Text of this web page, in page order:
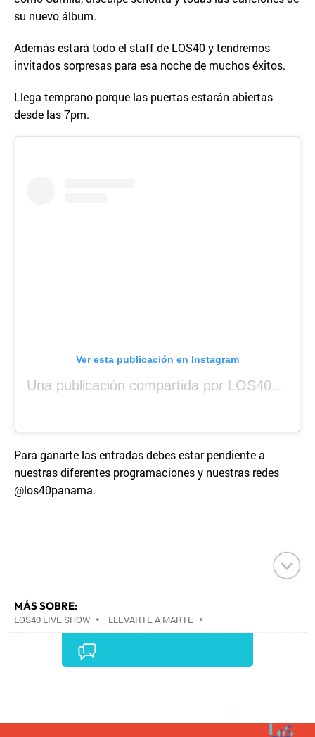
su nuevo álbum.
Además estará todo el staff de LOS40 y tendremos
invitados sorpresas para esa noche de muchos éxitos.
Llega temprano porque las puertas estarán abiertas
desde las 7pm.
Ver esta publicación en Instagram
Una publicación compartida por LOS40 Panamá (@los40panama)
Para ganarte las entradas debes estar pendiente a
nuestras diferentes programaciones y nuestras redes
@los40panama.
MÁS SOBRE:
LOS40 LIVE SHOW • LLEVARTE A MARTE •
CONCIERTOS•LOS40•GRUPOS MÚSICA•
EVENTOS MUSICALES
•RADIO•AGENDA•PRISA MEDIA•
COMUNICACIÓN•COMUNICACIÓN•